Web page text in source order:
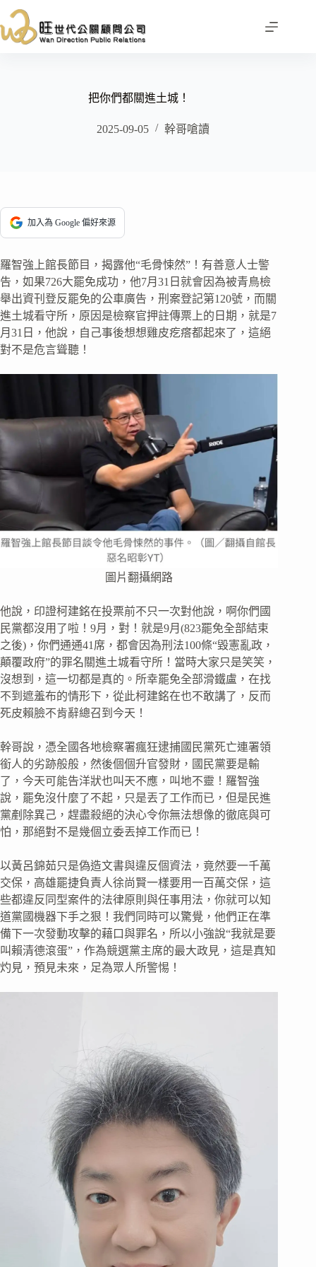
至
主
把你們都關進土城！
2025-09-05 幹哥嗆讀
加入為 Google 偏好來源
羅智強上館長節目，揭露他“毛骨悚然”！有善意人士警
告，如果726大罷免成功，他7月31日就會因為被青鳥檢
舉出資刊登反罷免的公車廣告，刑案登記第120號，而關
進土城看守所，原因是檢察官押註傳票上的日期，就是7
月31日，他說，自己事後想想雞皮疙瘩都起來了，這絕
對不是危言聳聽！
圖片翻攝網路
他說，印證柯建銘在投票前不只一次對他說，啊你們國
民黨都沒用了啦！9月，對！就是9月(823罷免全部結束
之後)，你們通通41席，都會因為刑法100條“毀憲亂政，
顛覆政府”的罪名關進土城看守所！當時大家只是笑笑，
沒想到，這一切都是真的。所幸罷免全部滑鐵盧，在找
不到遮羞布的情形下，從此柯建銘在也不敢講了，反而
死皮賴臉不肯辭總召到今天！
幹哥說，憑全國各地檢察署瘋狂逮捕國民黨死亡連署領
銜人的劣跡般般，然後個個升官發財，國民黨要是輸
了，今天可能告洋狀也叫天不應，叫地不靈！羅智強
說，罷免沒什麼了不起，只是丟了工作而已，但是民進
黨剷除異己，趕盡殺絕的決心令你無法想像的徹底與可
怕，那絕對不是幾個立委丟掉工作而已！
以黃呂錦茹只是偽造文書與違反個資法，竟然要一千萬
交保，高雄罷捷負責人徐尚賢一樣要用一百萬交保，這
些都違反同型案件的法律原則與任事用法，你就可以知
道黨國機器下手之狠！我們同時可以驚覺，他們正在準
備下一次發動攻擊的藉口與罪名，所以小強說“我就是要
叫賴清德滾蛋”，作為競選黨主席的最大政見，這是真知
灼見，預見未來，足為眾人所警惕！